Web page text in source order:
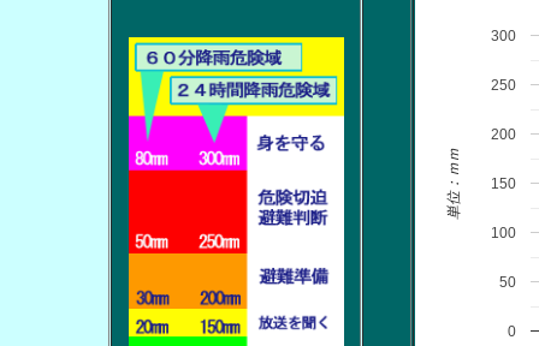
0
50
100
150
200
250
300
単位：ｍｍ